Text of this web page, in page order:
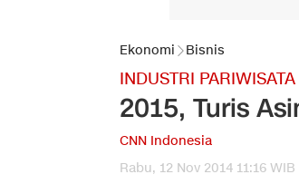
Ekonomi Bisnis
INDUSTRI PARIWISATA
2015, Turis
CNN Indonesia
Rabu, 12 Nov 2014 11:16 WIB